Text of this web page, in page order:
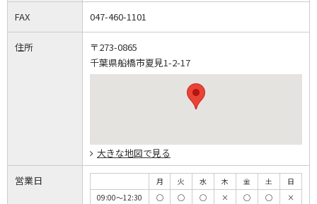
FAX 047-460-1101
住所
〒273-0865
千葉県船橋市夏見1-2-17
大きな地図で見る
営業日 月 火 水 木 金 土
日
09:00～12:30
◯ ◯ ◯ × ◯ ◯
×